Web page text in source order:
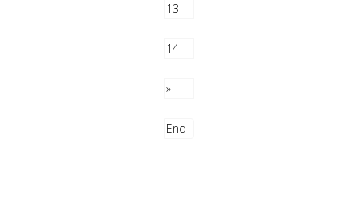
13
14
»
End